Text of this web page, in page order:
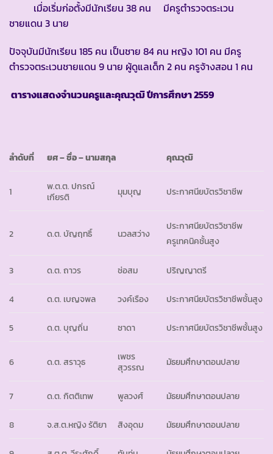
เมื่อเริ่มก่อตั้งมีนักเรียน 38 คน มีครูตำรวจตระเวน
ชายแดน 3 นาย
ปัจจุบันมีนักเรียน 185 คน เป็นชาย 84 คน หญิง 101 คน มีครู
ตำรวจตระเวนชายแดน 9 นาย ผู้ดูแลเด็ก 2 คน ครูจ้างสอน 1 คน
ตารางแสดงจำนวนครูและคุณวุฒิ ปีการศึกษา2559
ลำดับที่ ยศ– ชื่อ – นามสกุล คุณวุฒิ
1
พ.ต.ต. ปกรณ์
เกียรติ
มุมบุญ ประกาศนียบัตรวิชาชีพ
2 ด.ต. บัญฤทธิ์ นวลสว่าง
ประกาศนียบัตรวิชาชีพ
ครูเทคนิคชั้นสูง
3 ด.ต. ถาวร ช่อสม ปริญญาตรี
4 ด.ต. เบญจพล วงค์เรือง ประกาศนียบัตรวิชาชีพชั้นสูง
5 ด.ต. บุญถิ่น ชาดา ประกาศนียบัตรวิชาชีพชั้นสูง
6 ด.ต. สราวุธ
เพชร
สุวรรณ
มัธยมศึกษาตอนปลาย
7 ด.ต. กิตติเทพ พูลวงศ์ มัธยมศึกษาตอนปลาย
8 จ.ส.ต.หญิง รัติยา สิงอุดม มัธยมศึกษาตอนปลาย